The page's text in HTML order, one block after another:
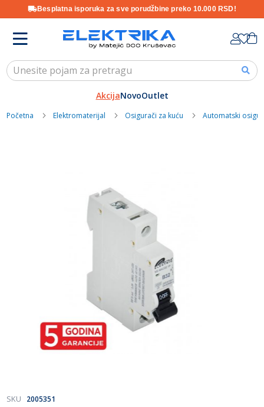
Besplatna isporuka za sve porudžbine preko 10.000 RSD!
Content
AkcijaNovoOutlet
Početna Elektromaterijal Osigurači za kuću Automatski
Skip
SKU 2005351